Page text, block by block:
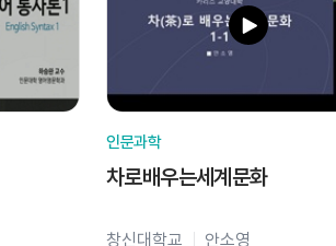
인문과학
차로배우는세계문화
창신대학교 안소영